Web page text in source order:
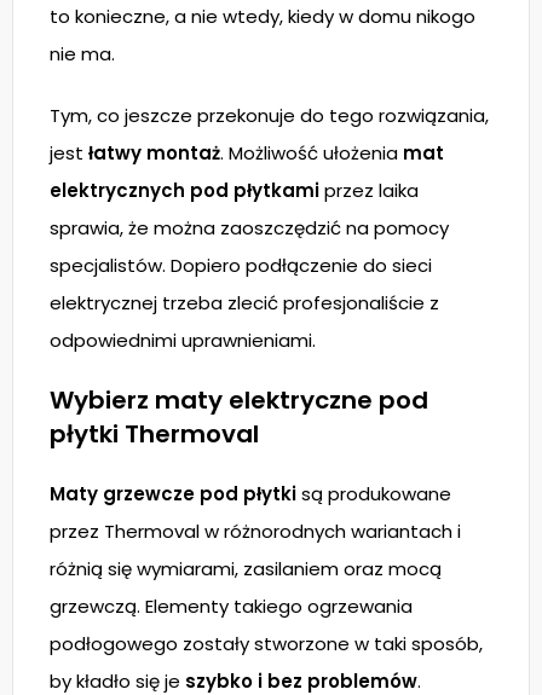
to konieczne, a nie wtedy, kiedy w domu nikogo
nie ma.
Tym, co jeszcze przekonuje do tego rozwiązania,
jest łatwy montaż. Możliwość ułożenia mat
elektrycznych pod płytkamiprzez laika
sprawia, że można zaoszczędzić na pomocy
specjalistów. Dopiero podłączenie do sieci
elektrycznej trzeba zlecić profesjonaliście z
odpowiednimi uprawnieniami.
Wybierz maty elektryczne pod
płytki Thermoval
Maty grzewcze pod płytkisą produkowane
przez Thermoval w różnorodnych wariantach i
różnią się wymiarami, zasilaniem oraz mocą
grzewczą. Elementy takiego ogrzewania
podłogowego zostały stworzone w taki sposób,
by kładło się je szybko i bez problemów.